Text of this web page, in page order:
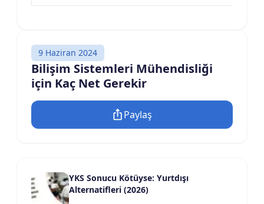
9 Haziran 2024
Bilişim Sistemleri Mühendisliği
için Kaç Net Gerekir
Paylaş
YKS Sonucu Kötüyse: Yurtdışı
Alternatifleri (2026)